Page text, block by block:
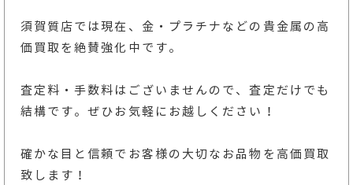
須賀質店では現在、金・プラチナなどの貴金属の高
価買取を絶賛強化中です。
査定料・手数料はございませんので、査定だけでも
結構です。ぜひお気軽にお越しください！
確かな目と信頼でお客様の大切なお品物を高価買取
致します！